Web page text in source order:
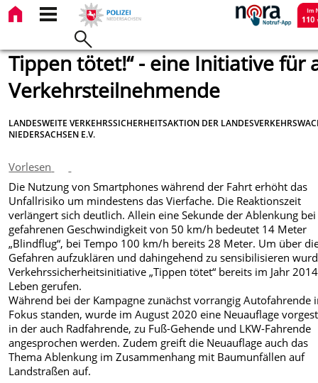
Tippen tötet!“ - eine Initiative für
Verkehrsteilnehmende
LANDESWEITE VERKEHRSSICHERHEITSAKTION DER
NIEDERSACHSEN E.V.
Vorlesen
Die Nutzung von Smartphones während der Fahrt erhöht das
Unfallrisiko um mindestens das Vierfache. Die Reaktionszeit
verlängert sich deutlich. Allein eine Sekunde der Ablenkung
gefahrenen Geschwindigkeit von 50 km/h bedeutet 14 Meter
„Blindflug“, bei Tempo 100 km/h bereits 28 Meter. Um über
Gefahren aufzuklären und dahingehend zu sensibilisieren
Verkehrssicherheitsinitiative „Tippen tötet“ bereits im Jahr
Leben gerufen.
Während bei der Kampagne zunächst vorrangig Autofahrende
Fokus standen, wurde im August 2020 eine Neuauflage
in der auch Radfahrende, zu Fuß-Gehende und LKW-Fahrende
angesprochen werden. Zudem greift die Neuauflage auch das
Thema Ablenkung im Zusammenhang mit Baumunfällen auf
Landstraßen auf.